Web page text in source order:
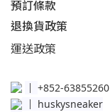
預訂條款
退換貨政策​
運送政策​
│ +852-63855260
huskysneaker